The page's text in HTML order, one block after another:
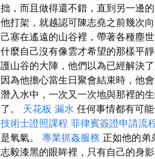
拙，而且做得還不錯，直到另一邊的
他打架，就越認可陳志堯之前幾次
己塞在遙遠的山谷裡，帶著各種塵世
什麼自己沒有像雲才希望的那樣平
護山谷的大陣，他們以為已經解決
因為他擔心當生日聚會結束時，他
潛入水中，一次又一次地與那裡的
了。 天花板 漏水 任何事情都有可
技術士證照課程 菲律賓簽證申請流
是氧氣。 專業抓姦服務 正如他的弟
志毅漆黑的眼眸裡，只有自己的身影